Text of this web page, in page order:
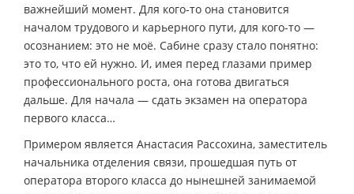
важнейший момент. Для кого-то она становится
началом трудового и карьерного пути, для кого-то —
осознанием: это не моё. Сабине сразу стало понятно:
это то, что ей нужно. И, имея перед глазами пример
профессионального роста, она готова двигаться
дальше. Для начала — сдать экзамен на оператора
первого класса…
Примером является Анастасия Рассохина, заместитель
начальника отделения связи, прошедшая путь от
оператора второго класса до нынешней занимаемой